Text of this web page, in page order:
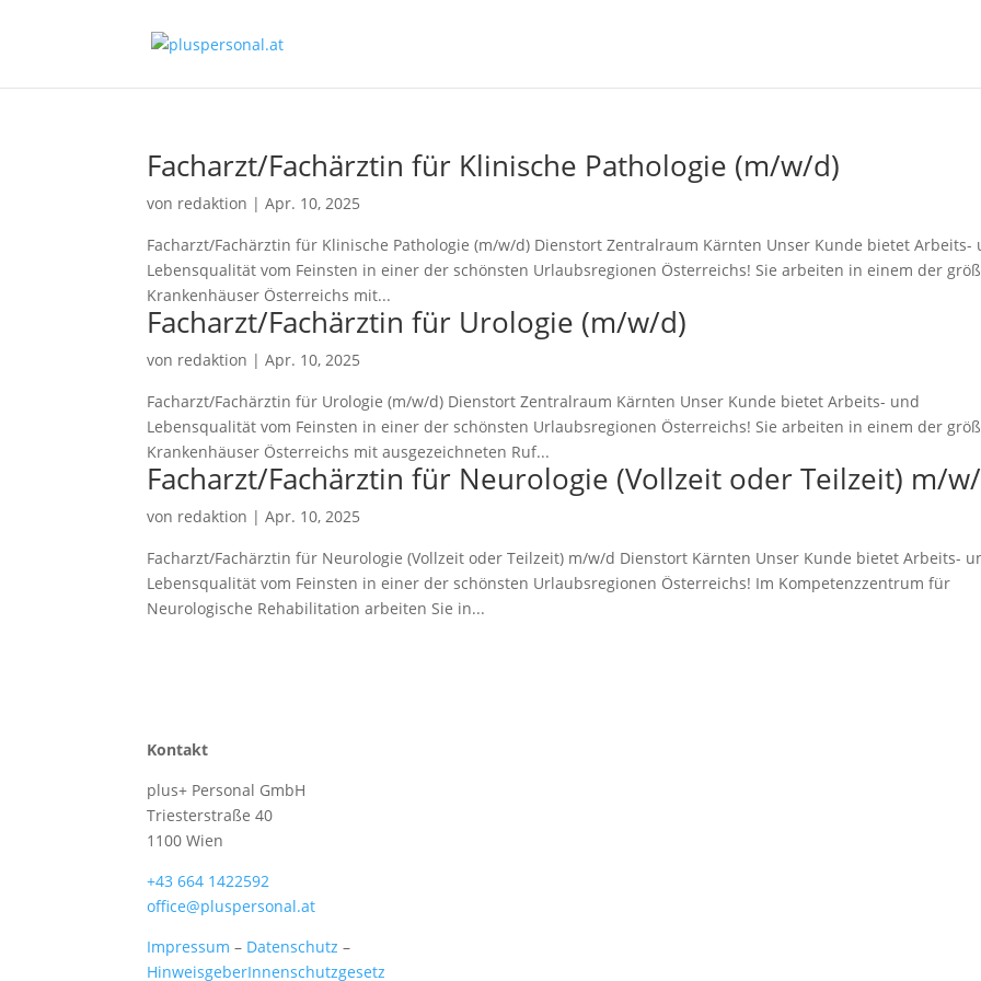
Facharzt/Fachärztin für Klinische Pathologie (m/w/d)
von redaktion |Apr. 10, 2025
Facharzt/Fachärztin für Klinische Pathologie (m/w/d) Dienstort Zentralraum Kärnten Unser Kunde bietet Arbeits-
Lebensqualität vom Feinsten in einer der schönsten Urlaubsregionen Österreichs! Sie arbeiten in einem der
Krankenhäuser Österreichs mit...
Facharzt/Fachärztin für Urologie (m/w/d)
von redaktion |Apr. 10, 2025
Facharzt/Fachärztin für Urologie (m/w/d) Dienstort Zentralraum Kärnten Unser Kunde bietet Arbeits- und
Lebensqualität vom Feinsten in einer der schönsten Urlaubsregionen Österreichs! Sie arbeiten in einem der
Krankenhäuser Österreichs mit ausgezeichneten Ruf...
Facharzt/Fachärztin für Neurologie (Vollzeit oder Teilzeit) m/
von redaktion |Apr. 10, 2025
Facharzt/Fachärztin für Neurologie (Vollzeit oder Teilzeit) m/w/d Dienstort Kärnten Unser Kunde bietet Arbeits-
Lebensqualität vom Feinsten in einer der schönsten Urlaubsregionen Österreichs! Im Kompetenzzentrum für
Neurologische Rehabilitation arbeiten Sie in...
Kontakt
plus+ Personal GmbH
Triesterstraße 40
1100 Wien
+43 664 1422592
office@pluspersonal.at
Impressum – Datenschutz –
HinweisgeberInnenschutzgesetz